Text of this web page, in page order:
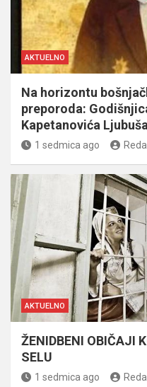
AKTUELNO
Na horizontu
preporoda:
Kapetanovića
1 sedmica ago
AKTUELNO
ŽENIDBENI OBIČAJI
SELU
1 sedmica ago